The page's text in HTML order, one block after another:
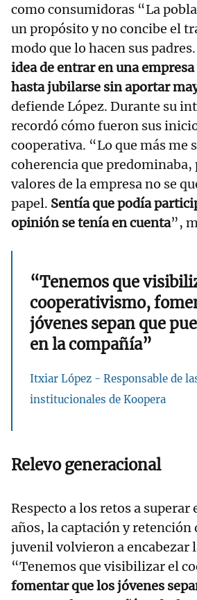
como consumidoras “La
un propósito y no concibe el
modo que lo hacen sus padres.
idea de entrar en una
hasta jubilarse sin aportar
defiende López. Durante su
recordó cómo fueron sus
cooperativa. “Lo que más me
coherencia que predominaba,
valores de la empresa no se
papel. Sentía que podía
opinión se tenía en cuenta”,
“Tenemos que
cooperativismo,
jóvenes sepan que
en la compañía”
Itxiar López - Responsable de
institucionales de Koopera
Relevo generacional
Respecto a los retos a
años, la captación y retención
juvenil volvieron a encabezar
“Tenemos que visibilizar el
fomentar que los jóvenes